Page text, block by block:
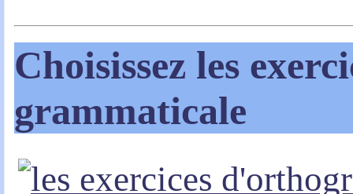
Choisissez les
grammaticale